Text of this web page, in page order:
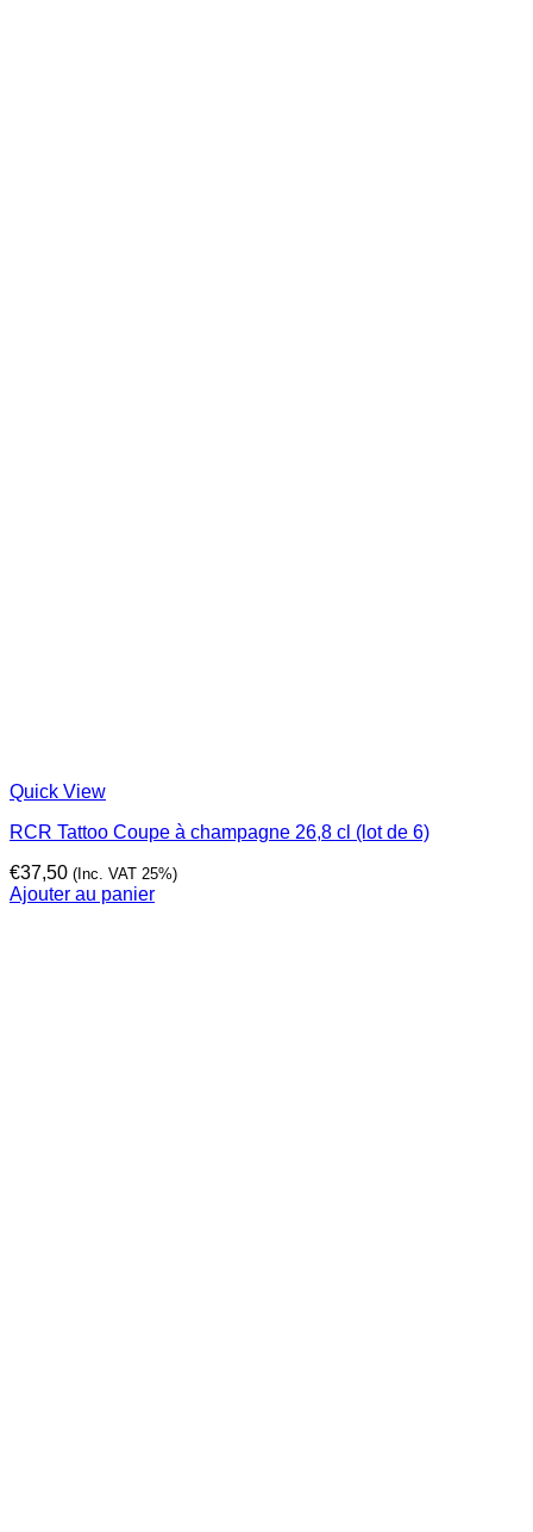
Quick View
RCR Tattoo Coupe à champagne 26,8 cl (lot de 6)
€37,50 (Inc. VAT 25%)
Ajouter au panier